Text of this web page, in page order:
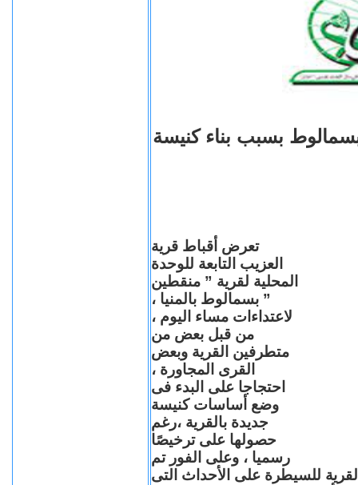
بسبب بناء كنيسة
تعرض أقباط قرية
العزيب التابعة للوحدة
المحلية لقرية ” منقطين
” بسمالوط بالمنيا ،
لاعتداءات مساء اليوم ،
من قبل بعض من
متطرفين القرية وبعض
القرى المجاورة ،
احتجاجا على البدء فى
وضع أساسات كنيسة
جديدة بالقرية ،رغم
حصولها على ترخيصًا
رسميا ، وعلى الفور تم
للسيطرة على الأحداث التى